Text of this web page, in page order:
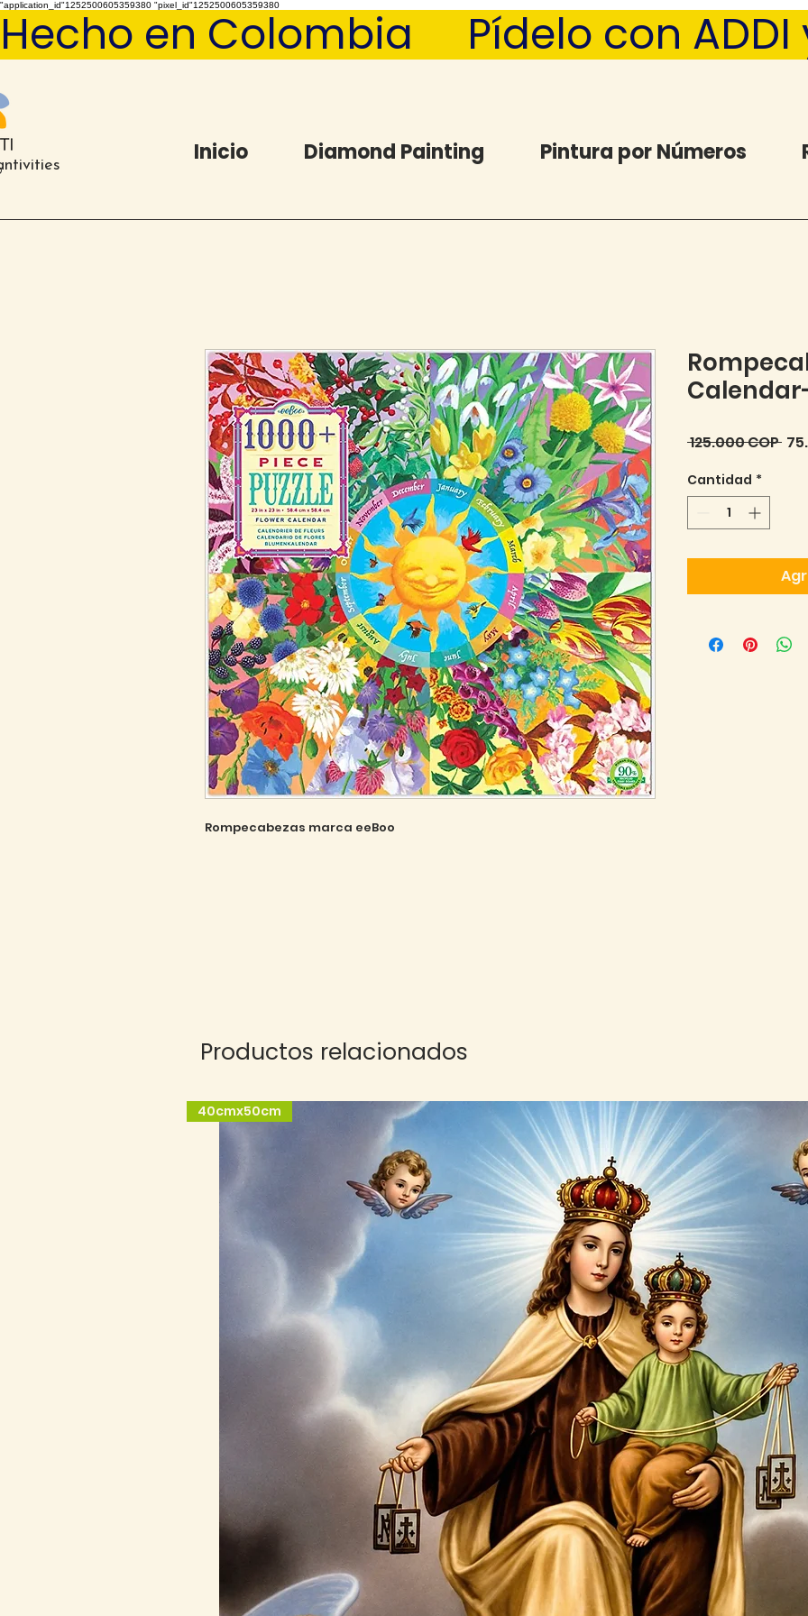
"application_id"1252500605359380 "pixel_id"1252500605359380
Hecho en Colombia     Pídelo con
Inicio Diamond Painting Pintura por Números
Rompecabezas marca eeBoo
125.000 COP
Cantidad *
Productos relacionados
40cmx50cm